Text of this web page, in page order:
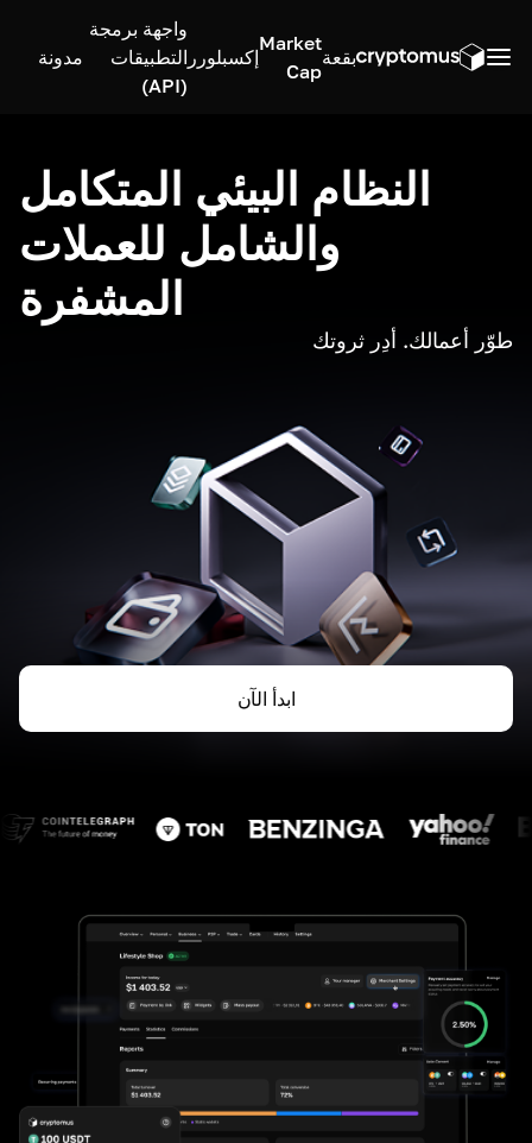
بقعة
Market
Cap
إكسبلورر
واجهة برمجة
التطبيقات
(API)
مدونة
النظام البيئي المتكامل
والشامل للعملات
المشفرة
طوّر أعمالك. أدِر ثروتك
ابدأ الآن